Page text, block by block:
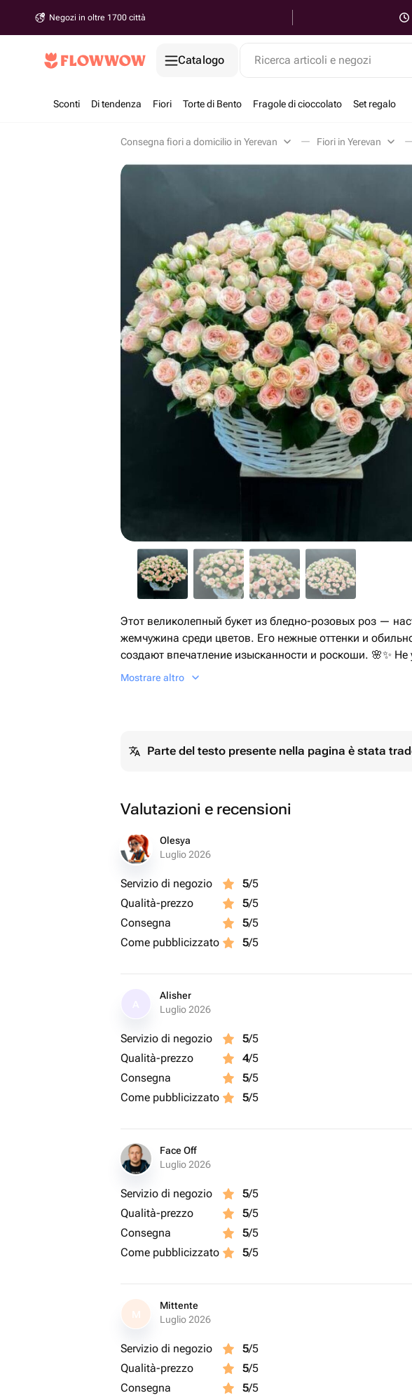
Negozi in oltre 1700 città
Catalogo Ricerca articoli e negozi
Sconti Di tendenza Fiori Torte di Bento Fragole di cioccolato Set regalo
Consegna fiori a domicilio in Yerevan Fiori in Yerevan
Этот великолепный букет из бледно-розовых роз —
жемчужина среди цветов. Его нежные оттенки и
создают впечатление изысканности и роскоши. 🌸✨ Не
возможность подарить этот волшебный букет своим
Mostrare altro
Parte del testo presente nella pagina è stata
Valutazioni e recensioni
Olesya
Luglio 2026
Servizio di negozio 5/5
Qualità-prezzo
5/5
Consegna
5/5
Come pubblicizzato
5/5
Alisher
Luglio 2026
Servizio di negozio 5/5
Qualità-prezzo
4/5
Consegna
5/5
Come pubblicizzato
5/5
Face Off
Luglio 2026
Servizio di negozio 5/5
Qualità-prezzo
5/5
Consegna
5/5
Come pubblicizzato
5/5
M
Mittente
Luglio 2026
Servizio di negozio 5/5
Qualità-prezzo
5/5
Consegna
5/5